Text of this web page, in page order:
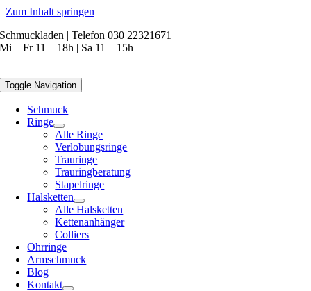
Zum Inhalt springen
Schmuckladen | Telefon 030 22321671
Mi – Fr 11 – 18h | Sa 11 – 15h
Toggle Navigation
Schmuck
Ringe
Alle Ringe
Verlobungsringe
Trauringe
Trauringberatung
Stapelringe
Halsketten
Alle Halsketten
Kettenanhänger
Colliers
Ohrringe
Armschmuck
Blog
Kontakt